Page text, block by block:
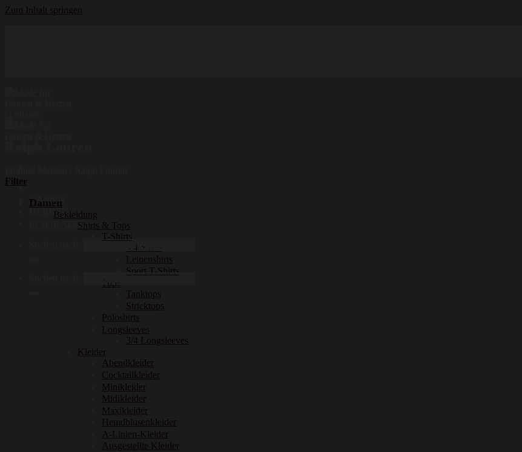
Zum Inhalt springen
DAMEN
HERREN
INSPIRATION
Filter
Damen
Bekleidung
Shirts & Tops
T-Shirts
3/4 Shirts
Leinenshirts
Sport T-Shirts
Tops
Tanktops
Stricktops
Poloshirts
Longsleeves
3/4 Longsleeves
Kleider
Abendkleider
Cocktailkleider
Minikleider
Midikleider
Maxikleider
Hemdblusenkleider
A-Linien-Kleider
Ausgestellte Kleider